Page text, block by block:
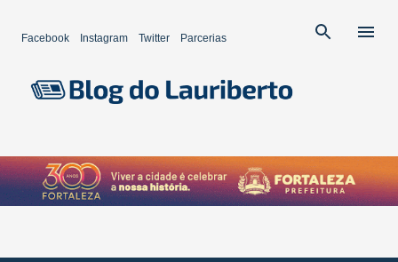
Facebook Instagram Twitter Parcerias